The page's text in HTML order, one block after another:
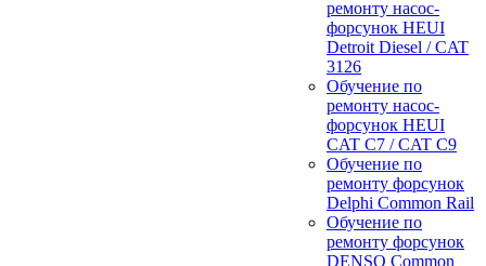
ремонту насос-
форсунок HEUI
Detroit Diesel / CAT
3126
Обучение по
ремонту насос-
форсунок HEUI
CAT C7 / CAT C9
Обучение по
ремонту форсунок
Delphi Common Rail
Обучение по
ремонту форсунок
DENSO Common